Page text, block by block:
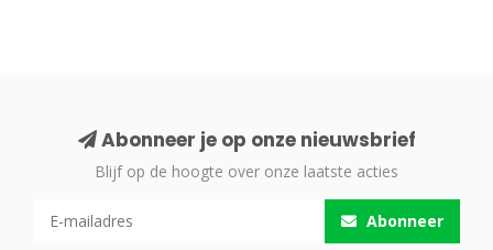
Abonneer je op onze nieuwsbrief
Blijf op de hoogte over onze laatste acties
Abonneer